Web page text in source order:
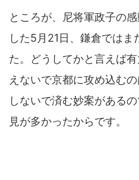
ところが、尼将軍政子の
した5月21日、鎌倉ではま
た。どうしてかと言えば
えないで京都に攻め込む
しないで済む妙案がある
見が多かったからです。